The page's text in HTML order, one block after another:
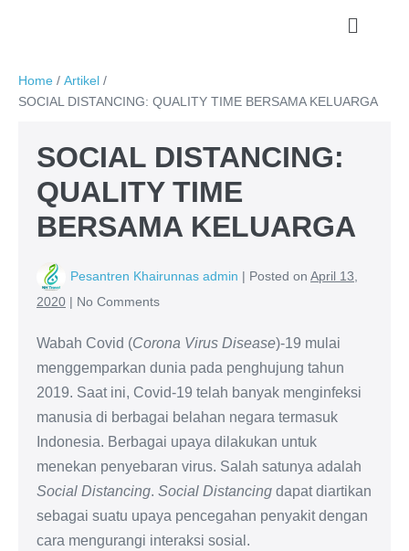
Home / Artikel /
SOCIAL DISTANCING: QUALITY TIME BERSAMA KELUARGA
SOCIAL DISTANCING:
QUALITY TIME
BERSAMA KELUARGA
Pesantren Khairunnas admin | Posted on April 13,
2020 | No Comments
Wabah Covid (Corona Virus Disease)-19 mulai
menggemparkan dunia pada penghujung tahun
2019. Saat ini, Covid-19 telah banyak menginfeksi
manusia di berbagai belahan negara termasuk
Indonesia. Berbagai upaya dilakukan untuk
menekan penyebaran virus. Salah satunya adalah
Social Distancing. Social Distancing dapat diartikan
sebagai suatu upaya pencegahan penyakit dengan
cara mengurangi interaksi sosial.